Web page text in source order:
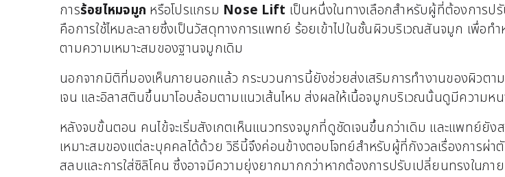
การร้อยไหมจมูก หรือโปรแกรม Nose Lift เป็นหนึ่งในทางเลือกสำหรับผู้ที่ต้องการ
คือการใช้ไหมละลายซึ่งเป็นวัสดุทางการแพทย์ ร้อยเข้าไปในชั้นผิวบริเวณสันจมูก เพื่อ
ตามความเหมาะสมของฐานจมูกเดิม
นอกจากมิติที่มองเห็นภายนอกแล้ว กระบวนการนี้ยังช่วยส่งเสริมการทำงานของผิวตาม
เจน และอิลาสตินขึ้นมาโอบล้อมตามแนวเส้นไหม ส่งผลให้เนื้อจมูกบริเวณนั้นดูมีความห
หลังจบขั้นตอน คนไข้จะเริ่มสังเกตเห็นแนวทรงจมูกที่ดูชัดเจนขึ้นกว่าเดิม และแพทย์ยัง
เหมาะสมของแต่ละบุคคลได้ด้วย วิธีนี้จึงค่อนข้างตอบโจทย์สำหรับผู้ที่กังวลเรื่องการผ่
สลบและการใส่ซิลิโคน ซึ่งอาจมีความยุ่งยากมากกว่าหากต้องการปรับเปลี่ยนทรงในภา